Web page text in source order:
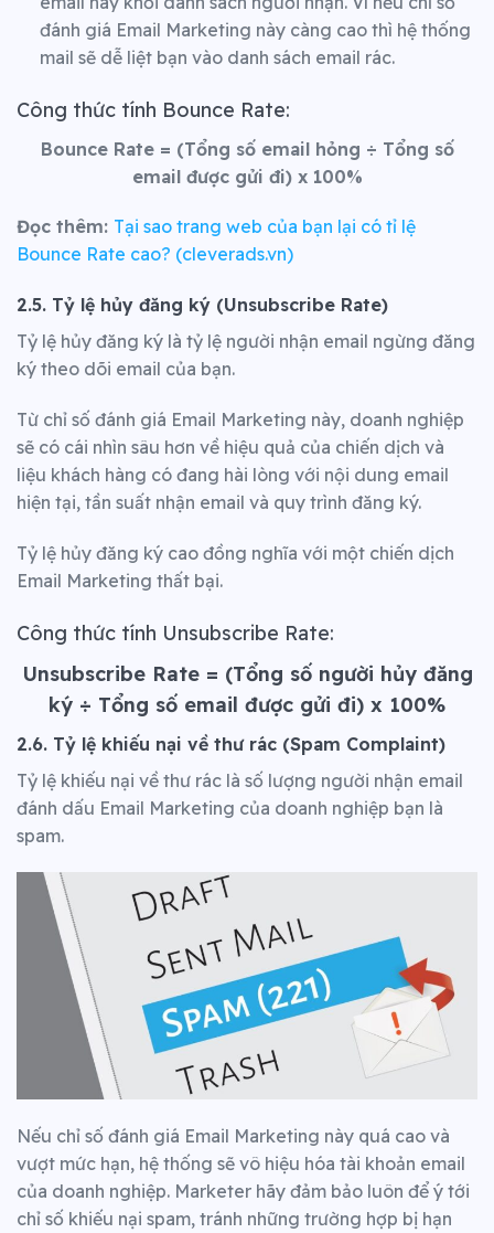
đánh giá Email Marketing này càng cao thì hệ thống
mail sẽ dễ liệt bạn vào danh sách email rác.
Công thức tính Bounce Rate:
Bounce Rate= (Tổng số email hỏng ÷ Tổng số
email được gửi đi) x 100%
Đọc thêm: Tại sao trang web của bạn lại có tỉ lệ
Bounce Rate cao? (cleverads.vn)
2.5. Tỷ lệ hủy đăng ký (Unsubscribe Rate)
Tỷ lệ hủy đăng ký là tỷ lệ người nhận email ngừng đăng
ký theo dõi email của bạn.
Từ chỉ số đánh giá Email Marketing này, doanh nghiệp
sẽ có cái nhìn sâu hơn về hiệu quả của chiến dịch và
liệu khách hàng có đang hài lòng với nội dung email
hiện tại, tần suất nhận email và quy trình đăng ký.
Tỷ lệ hủy đăng ký cao đồng nghĩa với một chiến dịch
Email Marketing thất bại.
Công thức tính Unsubscribe Rate:
Unsubscribe Rate= (Tổng số người hủy đăng
ký ÷ Tổng số email được gửi đi) x 100%
2.6. Tỷ lệ khiếu nại về thư rác (Spam Complaint)
Tỷ lệ khiếu nại về thư rác là số lượng người nhận email
đánh dấu Email Marketing của doanh nghiệp bạn là
spam.
Nếu chỉ số đánh giá Email Marketing này quá cao và
vượt mức hạn, hệ thống sẽ vô hiệu hóa tài khoản email
của doanh nghiệp. Marketer hãy đảm bảo luôn để ý tới
chỉ số khiếu nại spam, tránh những trường hợp bị hạn